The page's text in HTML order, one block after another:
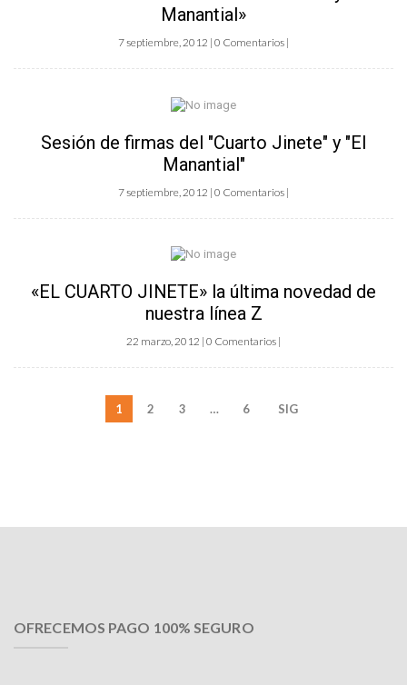
Manantial»
7 septiembre, 2012 | 0 Comentarios |
Sesión de firmas del "Cuarto Jinete" y "El
Manantial"
7 septiembre, 2012 | 0 Comentarios |
«EL CUARTO JINETE» la última novedad de
nuestra línea Z
22 marzo, 2012 | 0 Comentarios |
1 2 3 … 6 SIG
OFRECEMOS PAGO 100% SEGURO